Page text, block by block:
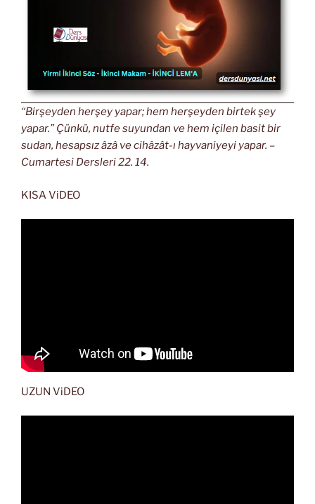
“Birşeyden herşey yapar; hem herşeyden birtek şey
yapar.” Çünkü, nutfe suyundan ve hem içilen basit bir
sudan, hesapsız âzâ ve cihâzât-ı hayvaniyeyi yapar. –
Cumartesi Dersleri 22. 14.
KISA ViDEO
UZUN ViDEO